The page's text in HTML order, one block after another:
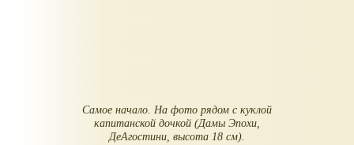
Самое начало. На фото рядом с куклой
капитанской дочкой (Дамы Эпохи,
ДеАгостини, высота 18 см).